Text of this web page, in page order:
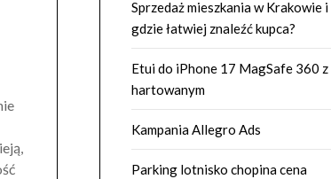
Sprzedaż mieszkania w Krakowie i
gdzie łatwiej znaleźć kupca?
Etui do iPhone 17 MagSafe 360 z
hartowanym
Kampania Allegro Ads
Parking lotnisko chopina cena